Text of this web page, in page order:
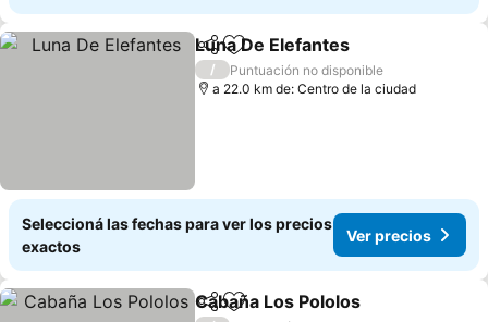
CompartirAñadir a favoritos
Luna De Elefantes
/
Puntuación no disponible
a 22.0 km de: Centro de la ciudad
Seleccioná las fechas para ver los precios
exactos
Ver precios
CompartirAñadir a favoritos
Cabaña Los Pololos